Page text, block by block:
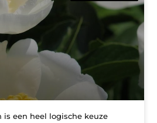
een heel logische keuze